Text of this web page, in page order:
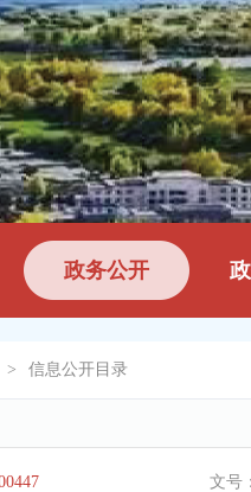
政务公开
> 信息公开目录
文号：